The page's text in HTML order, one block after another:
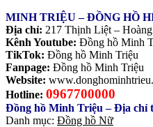
MINH TRIỆU – ĐỒNG HỒ
Địa chỉ: 217 Thịnh Liệt –
Kênh Youtube: Đồng hồ Minh
TikTok: Đồng hồ Minh Triệu
Fanpage: Đồng hồ Minh Triệu
Website:
Hotline: 0967700000
Đồng hồ Minh Triệu – Địa chỉ
Danh mục: Đồng hồ Nữ